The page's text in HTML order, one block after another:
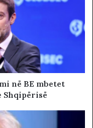
në BE mbetet
Shqipërisë